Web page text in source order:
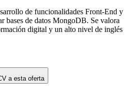
de funcionalidades Front-End y
bases de datos MongoDB. Se valora
digital y un alto nivel de inglés
a esta oferta